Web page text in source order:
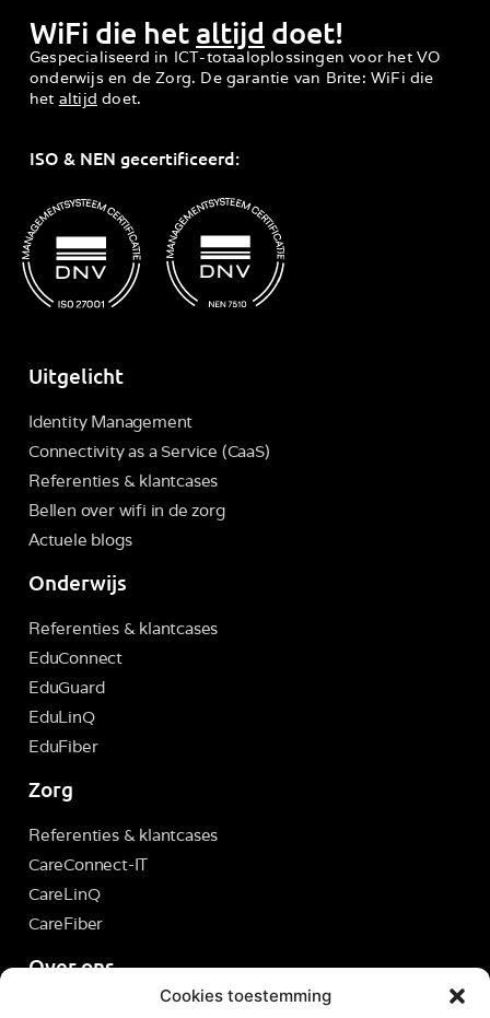
Cookies toestemming
WiFi die het altijd doet!
Gespecialiseerd in ICT-totaaloplossingen voor het VO
onderwijs en de Zorg. De garantie van Brite: WiFi die
het altijd doet.
ISO & NEN gecertificeerd:
Uitgelicht
Identity Management
Connectivity as a Service (CaaS)
Referenties & klantcases
Bellen over wifi in de zorg
Actuele blogs
Onderwijs
Referenties & klantcases
EduConnect
EduGuard
EduLinQ
EduFiber
Zorg
Referenties & klantcases
CareConnect-IT
CareLinQ
CareFiber
Over ons